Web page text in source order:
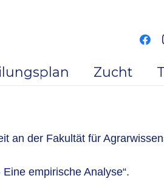
Zucht
an der Fakultät für
empirische Analyse“.